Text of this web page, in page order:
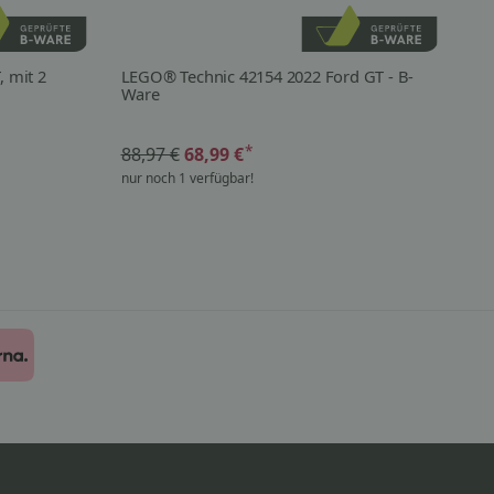
mit 2
LEGO® Technic 42154 2022 Ford GT - B-
Ware
88,97 € 68,99 €*
nur noch 1 verfügbar!